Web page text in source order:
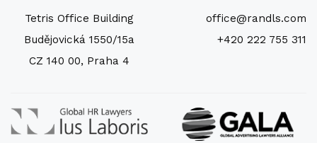
Tetris Office Building
Budějovická 1550/15a
CZ 140 00, Praha 4
office@randls.com
+420 222 755 311